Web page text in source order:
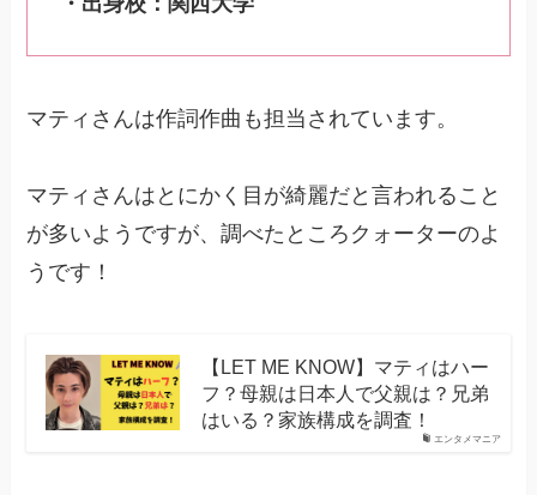
マティさんは作詞作曲も担当されています。
マティさんはとにかく目が綺麗だと言われること
が多いようですが、調べたところクォーターのよ
うです！
エンタメマニア
【LET ME KNOW】マティはハー
フ？母親は日本人で父親は？兄弟
はいる？家族構成を調査！